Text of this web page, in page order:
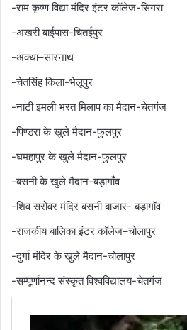
-राम कृष्ण विद्या मंदिर इंटर कॉलेज-सिगरा
-अखरी बाईपास-चितईपुर
-अक्था–सारनाथ
-चेतसिंह किला-भेलूपुर
-नाटी इमली भरत मिलाप का मैदान-चेतगंज
-पिण्डरा के खुले मैदान-फुलपुर
-घमहापुर के खुले मैदान-फुलपुर
-बसनी के खुले मैदान-बड़ागाँव
-शिव सरोवर मंदिर बसनी बाजार- बड़ागॉव
-राजकीय बालिका इंटर कॉलेज–चोलापुर
-दुर्गा मंदिर के खुले मैदान-चोलापुर
-सम्पूर्णानन्द संस्कृत विश्वविद्यालय-चेतगंज